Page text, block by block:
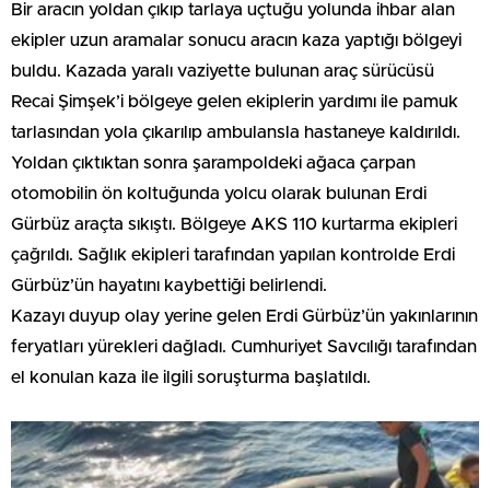
Bir aracın yoldan çıkıp tarlaya uçtuğu yolunda ihbar alan
ekipler uzun aramalar sonucu aracın kaza yaptığı bölgeyi
buldu. Kazada yaralı vaziyette bulunan araç sürücüsü
Recai Şimşek’i bölgeye gelen ekiplerin yardımı ile pamuk
tarlasından yola çıkarılıp ambulansla hastaneye kaldırıldı.
Yoldan çıktıktan sonra şarampoldeki ağaca çarpan
otomobilin ön koltuğunda yolcu olarak bulunan Erdi
Gürbüz araçta sıkıştı. Bölgeye AKS 110 kurtarma ekipleri
çağrıldı. Sağlık ekipleri tarafından yapılan kontrolde Erdi
Gürbüz’ün hayatını kaybettiği belirlendi.
Kazayı duyup olay yerine gelen Erdi Gürbüz’ün yakınlarının
feryatları yürekleri dağladı. Cumhuriyet Savcılığı tarafından
el konulan kaza ile ilgili soruşturma başlatıldı.